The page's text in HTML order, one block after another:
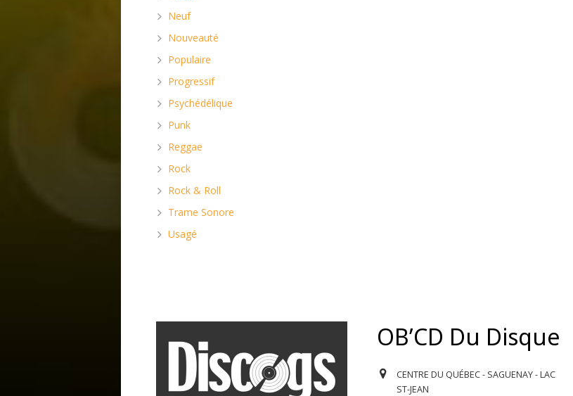
Neuf
Nouveauté
Populaire
Progressif
Psychédélique
Punk
Reggae
Rock
Rock & Roll
Trame Sonore
Usagé
OB’CD Du Disque
CENTRE DU QUÉBEC - SAGUENAY - LAC
ST-JEAN